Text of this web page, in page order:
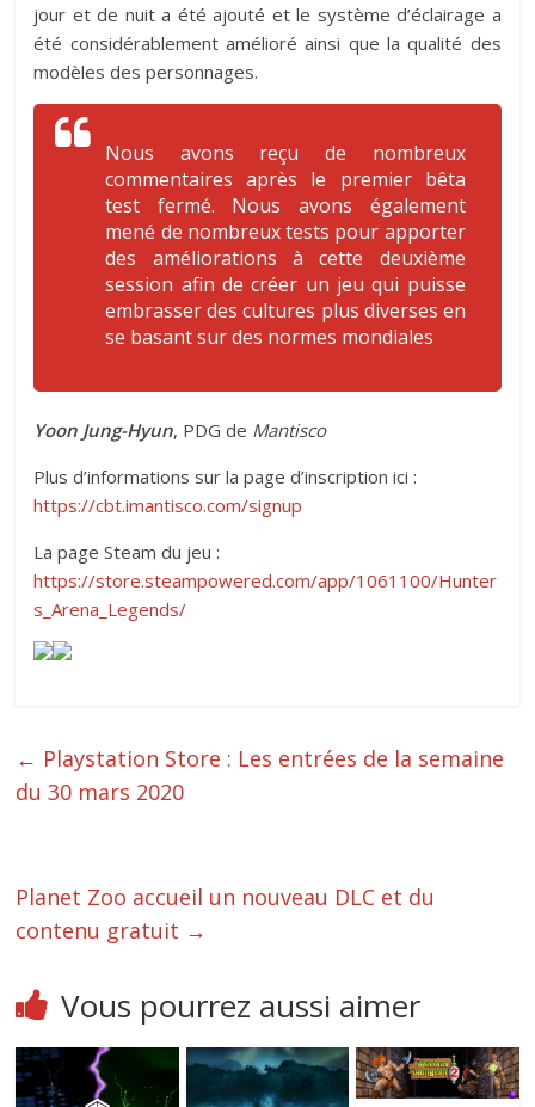
jour et de nuit a été ajouté et le système d’éclairage a
été considérablement amélioré ainsi que la qualité des
modèles des personnages.
Nous avons reçu de nombreux
commentaires après le premier bêta
test fermé. Nous avons également
mené de nombreux tests pour apporter
des améliorations à cette deuxième
session afin de créer un jeu qui puisse
embrasser des cultures plus diverses en
se basant sur des normes mondiales
Yoon Jung-Hyun, PDG de Mantisco
Plus d’informations sur la page d’inscription ici :
https://cbt.imantisco.com/signup
La page Steam du jeu :
https://store.steampowered.com/app/1061100/Hunter
s_Arena_Legends/
← Playstation Store : Les entrées de la semaine
du 30 mars 2020
Planet Zoo accueil un nouveau DLC et du
contenu gratuit →
Vous pourrez aussi aimer